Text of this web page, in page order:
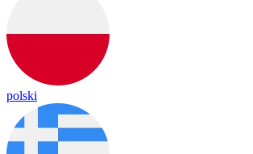
polski